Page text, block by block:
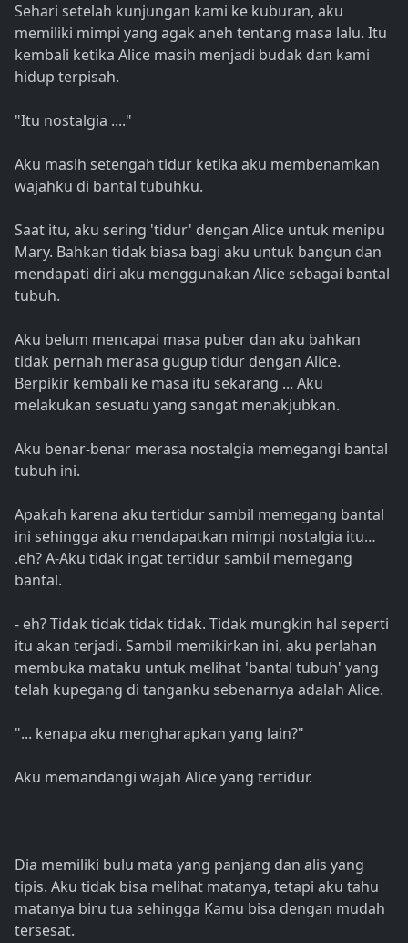
Sehari setelah kunjungan kami ke kuburan, aku
memiliki mimpi yang agak aneh tentang masa lalu. Itu
kembali ketika Alice masih menjadi budak dan kami
hidup terpisah.
"Itu nostalgia ...."
Aku masih setengah tidur ketika aku membenamkan
wajahku di bantal tubuhku.
Saat itu, aku sering 'tidur' dengan Alice untuk menipu
Mary. Bahkan tidak biasa bagi aku untuk bangun dan
mendapati diri aku menggunakan Alice sebagai bantal
tubuh.
Aku belum mencapai masa puber dan aku bahkan
tidak pernah merasa gugup tidur dengan Alice.
Berpikir kembali ke masa itu sekarang ... Aku
melakukan sesuatu yang sangat menakjubkan.
Aku benar-benar merasa nostalgia memegangi bantal
tubuh ini.
Apakah karena aku tertidur sambil memegang bantal
ini sehingga aku mendapatkan mimpi nostalgia itu…
.eh? A-Aku tidak ingat tertidur sambil memegang
bantal.
- eh? Tidak tidak tidak tidak. Tidak mungkin hal seperti
itu akan terjadi. Sambil memikirkan ini, aku perlahan
membuka mataku untuk melihat 'bantal tubuh' yang
telah kupegang di tanganku sebenarnya adalah Alice.
"... kenapa aku mengharapkan yang lain?"
Aku memandangi wajah Alice yang tertidur.
Dia memiliki bulu mata yang panjang dan alis yang
tipis. Aku tidak bisa melihat matanya, tetapi aku tahu
matanya biru tua sehingga Kamu bisa dengan mudah
tersesat.